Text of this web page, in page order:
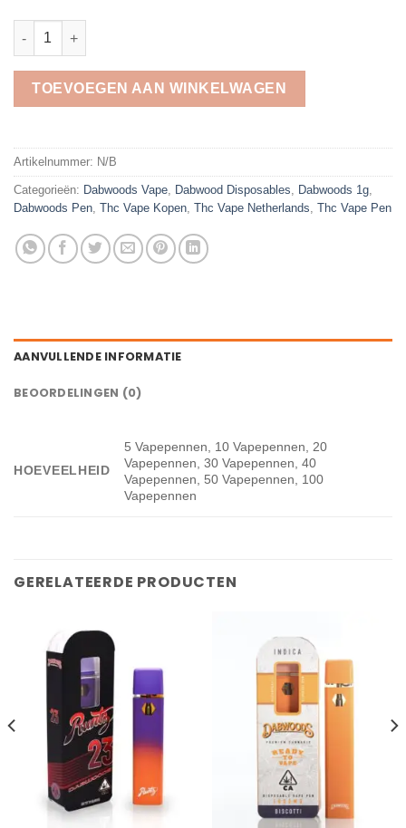
moonwalker purps aantal
TOEVOEGEN AAN WINKELWAGEN
Artikelnummer: N/B
Categorieën: Dabwoods Vape​, Dabwood Disposables, Dabwoods 1g,
Dabwoods Pen​, Thc Vape Kopen, Thc Vape Netherlands, Thc Vape Pen
AANVULLENDE INFORMATIE
BEOORDELINGEN (0)
HOEVEELHEID
5 Vapepennen, 10 Vapepennen, 20
Vapepennen, 30 Vapepennen, 40
Vapepennen, 50 Vapepennen, 100
Vapepennen
GERELATEERDE PRODUCTEN